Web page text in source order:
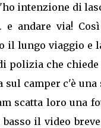
intenzione di
andare via!
lungo viaggio e
polizia che
sul camper c'è
scatta loro una
il video